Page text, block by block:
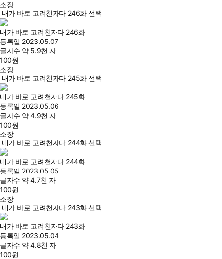
소장
내가 바로 고려천자다 246화 선택
내가 바로 고려천자다 246화
등록일 2023.05.07
글자수 약 5.9천 자
100원
소장
내가 바로 고려천자다 245화 선택
내가 바로 고려천자다 245화
등록일 2023.05.06
글자수 약 4.9천 자
100원
소장
내가 바로 고려천자다 244화 선택
내가 바로 고려천자다 244화
등록일 2023.05.05
글자수 약 4.7천 자
100원
소장
내가 바로 고려천자다 243화 선택
내가 바로 고려천자다 243화
등록일 2023.05.04
글자수 약 4.8천 자
100원